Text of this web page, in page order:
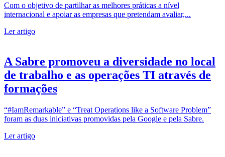
Com o objetivo de partilhar as melhores práticas a nível
internacional e apoiar as empresas que pretendam avaliar,...
Ler artigo
A Sabre promoveu a diversidade no local
de trabalho e as operações TI através de
formações
“#IamRemarkable” e “Treat Operations like a Software Problem”
foram as duas iniciativas promovidas pela Google e pela Sabre.
Ler artigo